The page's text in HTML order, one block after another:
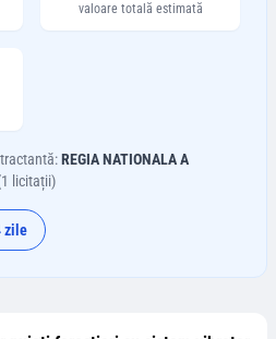
valoare totală estimată
REGIA NATIONALA A
1 licitații)
zile